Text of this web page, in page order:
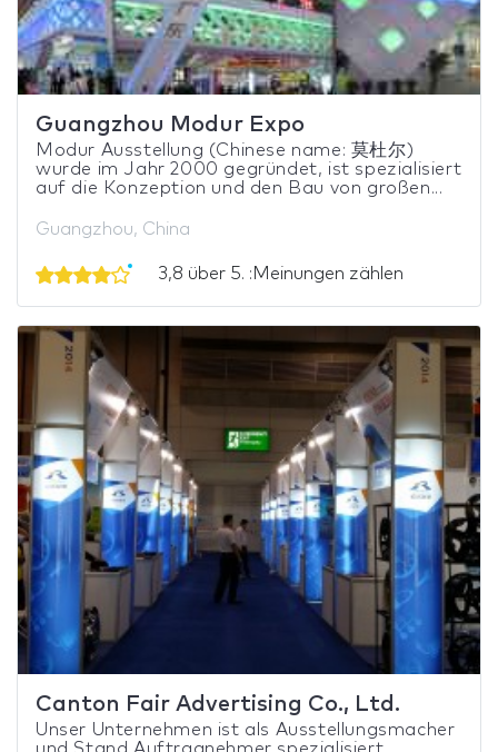
Guangzhou Modur Expo
Modur Ausstellung (Chinese name: 莫杜尔)
wurde im Jahr 2000 gegründet, ist spezialisiert
auf die Konzeption und den Bau von großen...
Guangzhou, China
3,8 über 5. :Meinungen zählen
Canton Fair Advertising Co., Ltd.
Unser Unternehmen ist als Ausstellungsmacher